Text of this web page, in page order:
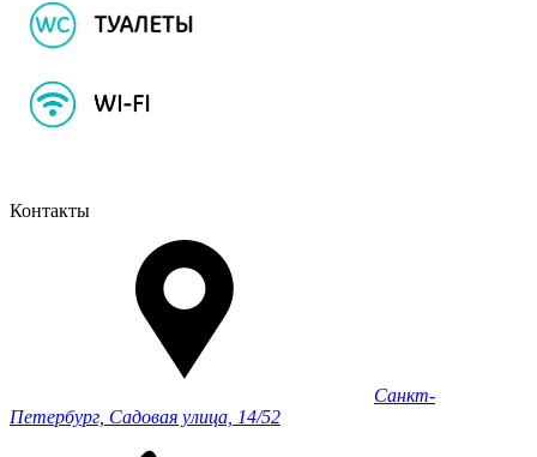
Контакты
Санкт-
Петербург, Садовая улица, 14/52